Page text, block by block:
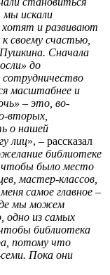
мы искали
и развивают
своему счастью,
Сначала
до
сотрудничество
масштабнее и
– это, во-
вторых,
о нашей
лиц», – рассказал
библиотеке
чтобы было место
мастер-классов,
самое главное –
мы можем
одно из самых
библиотека
потому что
Пока они